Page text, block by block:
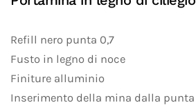
Refill nero punta 0,7
Fusto in legno di noce
Finiture alluminio
Inserimento della mina dalla punta